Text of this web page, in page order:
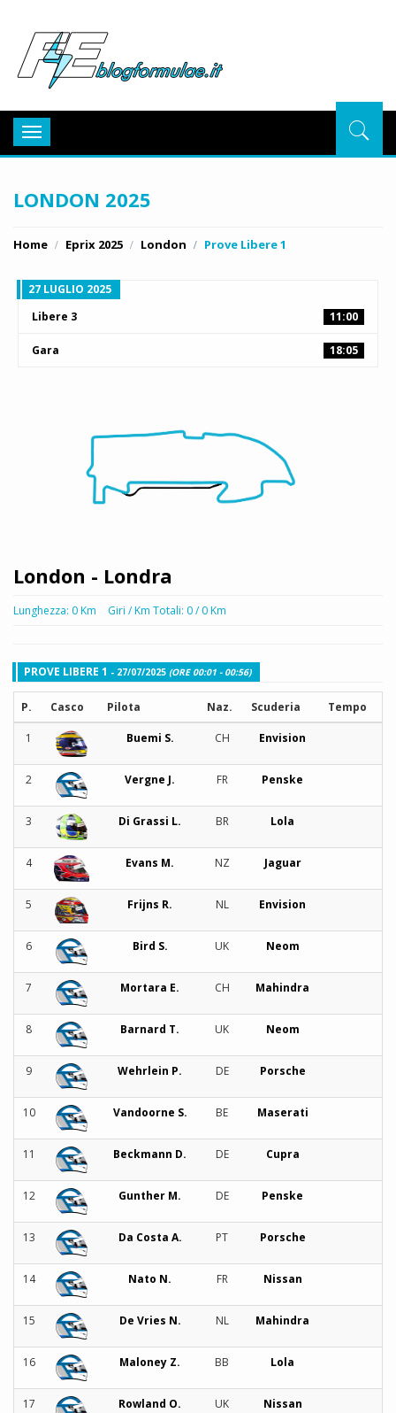
Toggle
navigation
LONDON 2025
Home Eprix 2025 London Prove Libere 1
27 LUGLIO 2025
Libere 3
11:00
Gara 18:05
London - Londra
Lunghezza: 0 Km Giri / Km Totali: 0 / 0 Km
PROVE LIBERE 1 - 27/07/2025 (ORE 00:01 - 00:56)
P. Casco Pilota Naz. Scuderia Tempo
1 Buemi S. CH Envision
2 Vergne J. FR Penske
3 Di Grassi L. BR Lola
4 Evans M. NZ Jaguar
5 Frijns R. NL Envision
6 Bird S. UK Neom
7 Mortara E. CH Mahindra
8 Barnard T. UK Neom
9 Wehrlein P. DE Porsche
10 Vandoorne S. BE Maserati
11 Beckmann D. DE Cupra
12 Gunther M. DE Penske
13 Da Costa A. PT Porsche
14 Nato N. FR Nissan
15 De Vries N. NL Mahindra
16 Maloney Z. BB Lola
17 Rowland O. UK Nissan